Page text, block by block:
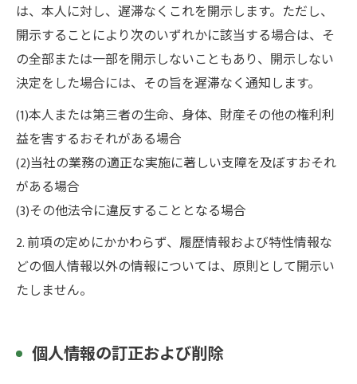
は、本人に対し、遅滞なくこれを開示します。ただし、
開示することにより次のいずれかに該当する場合は、そ
の全部または一部を開示しないこともあり、開示しない
決定をした場合には、その旨を遅滞なく通知します。
(1)本人または第三者の生命、身体、財産その他の権利利
益を害するおそれがある場合
(2)当社の業務の適正な実施に著しい支障を及ぼすおそれ
がある場合
(3)その他法令に違反することとなる場合
2. 前項の定めにかかわらず、履歴情報および特性情報な
どの個人情報以外の情報については、原則として開示い
たしません。
個人情報の訂正および削除